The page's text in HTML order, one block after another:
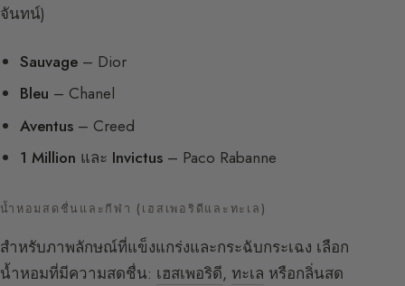
จันทน์)
Sauvage – Dior
Bleu – Chanel
Aventus – Creed
1 Million และ Invictus – Paco Rabanne
น้ำหอมสดชื่นและกีฬา (เฮสเพอริดีและทะเล)
สำหรับภาพลักษณ์ที่แข็งแกร่งและกระฉับกระเฉง เลือก
น้ำหอมที่มีความสดชื่น: เฮสเพอริดี, ทะเล หรือกลิ่นสด